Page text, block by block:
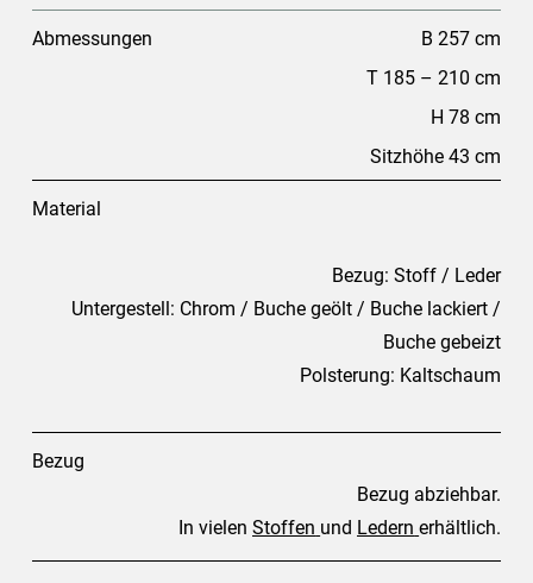
Abmessungen
B 257 cm
T 185 – 210 cm
H 78 cm
Sitzhöhe 43 cm
Material
Bezug: Stoff / Leder
Untergestell: Chrom / Buche geölt / Buche lackiert /
Buche gebeizt
Polsterung: Kaltschaum
Bezug
Bezug abziehbar.
In vielenStoffen und Ledern erhältlich.